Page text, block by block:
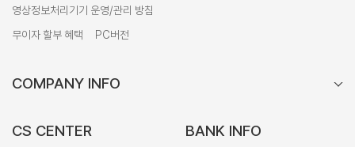
영상정보처리기기 운영/관리 방침
무이자 할부 혜택
PC버전
COMPANY INFO
CS CENTER BANK INFO